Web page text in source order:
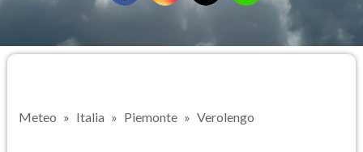
Meteo Italia Piemonte Verolengo